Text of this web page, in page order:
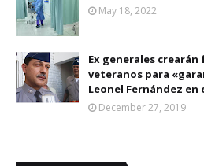
May 18, 2022
Ex generales
veteranos para
Leonel Fernández en
December 27, 2019